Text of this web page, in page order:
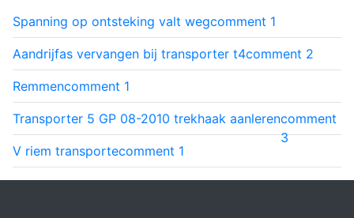
Spanning op ontsteking valt wegcomment 1
Aandrijfas vervangen bij transporter t4comment 2
Remmencomment 1
Transporter 5 GP 08-2010 trekhaak aanlerencomment
3
V riem transportecomment 1